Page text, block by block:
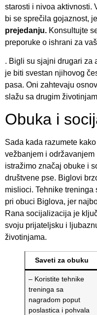
starosti i nivoa aktivnosti.
bi se sprečila gojaznost,
prejedanju. Konsultujte
preporuke o ishrani za
. Bigli su sjajni drugari za
je biti svestan njihovog
pasa. Oni zahtevaju
slažu sa drugim
Obuka i
Sada kada razumete
vežbanjem i
istražimo značaj obuke i
društvene pse. Biglovi
mislioci. Tehnike treninga
pri obuci Biglova, jer
Rana socijalizacija je
svoju prijateljsku i
životinjama.
Saveti za obuku
– Koristite tehnike
treninga sa
nagradom poput
poslastica i pohvala